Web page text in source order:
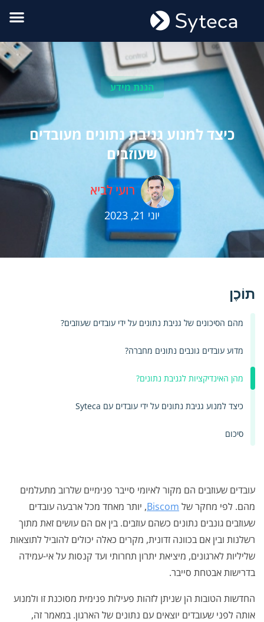
הגנת מידע
כיצד למנוע גניבת נתונים מעובדים
שעוזבים
רועי לביא
יוני 21, 2023
עובדים שעוזבים הם מקור לאיומי סייבר פנימיים שלרוב מתעלמים
מהם. לפי מחקר של Biscom, יותר מאחד מכל ארבעה עובדים
שעוזבים גונבים נתונים כשהם עוזבים. בין אם הם עושים זאת מתוך
רשלנות ובין אם בכוונה זדונית, מקרים כאלה יכולים להוביל לתוצאות
שליליות לארגונים, מיציאת יתרון תחרותי ועד קנסות על אי-עמידה
בדרישות אבטחת סייבר.
החדשות הטובות הן שניתן לזהות פעילות פנימית מסוכנת זו ולמנוע
אותה לפני שעובדים יוצאים עם נתונים של הארגון. במאמר זה,
תוֹכֶן
מהם הסיכונים של גניבת נתונים על ידי עובדים שעוזבים?
מדוע עובדים גונבים נתונים מחברה?
מהן האינדיקציות לגניבת נתונים?
כיצד למנוע גניבת נתונים על ידי עובדים עם Syteca
סיכום